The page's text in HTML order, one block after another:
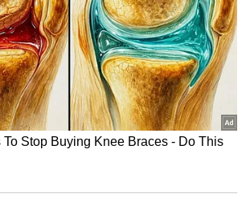
సెక్స్ లో పాల్గొనేవారు వారి పడక ఎంతో
చూసుకోవాలి లేదంటే మన